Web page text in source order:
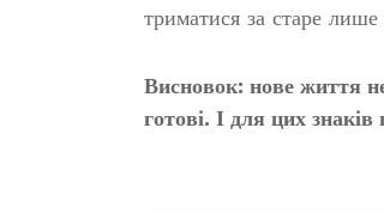
триматися за старе лише
Висновок: нове життя
готові. І для цих